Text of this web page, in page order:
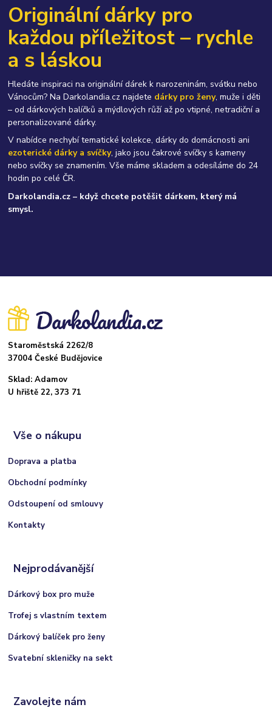
Originální dárky pro
každou příležitost – rychle
a s láskou
Hledáte inspiraci na originální dárek k narozeninám, svátku nebo
Vánocům? Na Darkolandia.cz najdete dárky pro ženy, muže i děti
– od dárkových balíčků a mýdlových růží až po vtipné, netradiční a
personalizované dárky.
V nabídce nechybí tematické kolekce, dárky do domácnosti ani
ezoterické dárky a svíčky, jako jsou čakrové svíčky s kameny
nebo svíčky se znamením. Vše máme skladem a odesíláme do 24
hodin po celé ČR.
Darkolandia.cz – když chcete potěšit dárkem, který má
smysl.
Staroměstská 2262/8
37004 České Budějovice
Sklad: Adamov
U hřiště 22, 373 71
Vše o nákupu
Doprava a platba
Obchodní podmínky
Odstoupení od smlouvy
Kontakty
Nejprodávanější
Dárkový box pro muže
Trofej s vlastním textem
Dárkový balíček pro ženy
Svatební skleničky na sekt
Zavolejte nám